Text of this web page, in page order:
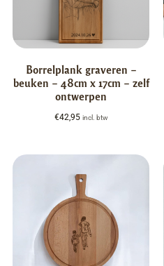
Borrelplank graveren –
beuken – 48cm x 17cm – zelf
ontwerpen
€42,95 incl. btw